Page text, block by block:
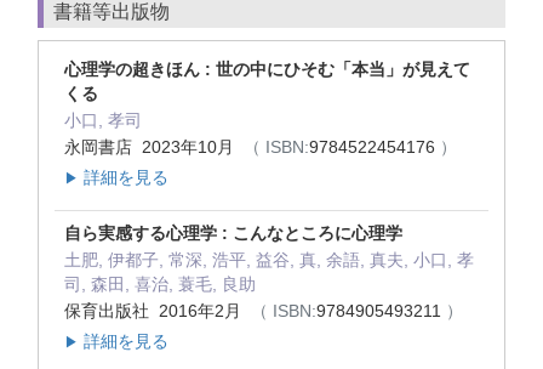
書籍等出版物
心理学の超きほん : 世の中にひそむ「本当」が見えて
くる
小口, 孝司
永岡書店 2023年10月
（ ISBN:9784522454176 ）
▶ 詳細を見る
自ら実感する心理学 : こんなところに心理学
土肥, 伊都子, 常深, 浩平, 益谷, 真, 余語, 真夫, 小口, 孝
司, 森田, 喜治, 蓑毛, 良助
保育出版社 2016年2月
（ ISBN:9784905493211 ）
▶ 詳細を見る